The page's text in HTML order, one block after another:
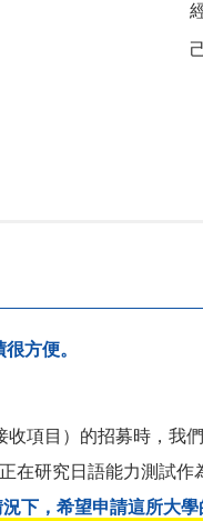
方便。
項目）的招募時，我
在研究日語能力測試作
下，希望申請這所大